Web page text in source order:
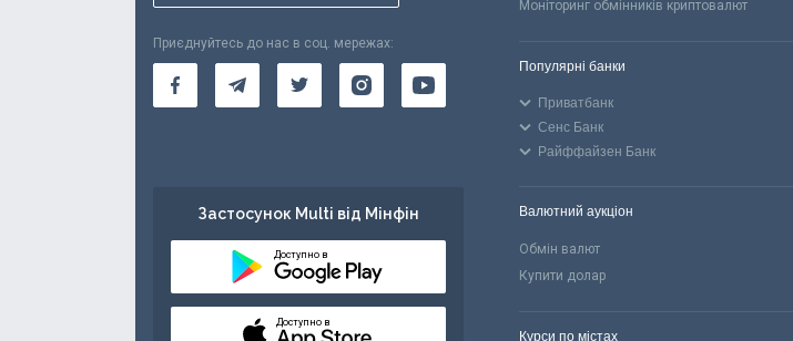
Приєднуйтесь до нас в соц. мережах:
Застосунок Multi від Мінфін
Доступно в
Доступно в
Моніторинг обмінників криптовалют
Популярні банки
Приватбанк
Сенс Банк
Райффайзен Банк
Валютний аукціон
Обмін валют
Купити долар
Курси по містах